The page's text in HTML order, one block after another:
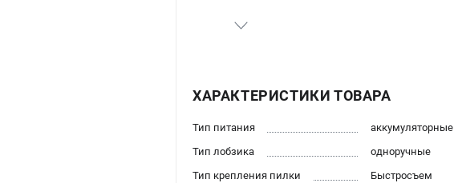
ХАРАКТЕРИСТИКИ ТОВАРА
Тип питания
аккумуляторные
Тип лобзика
одноручные
Тип крепления пилки
Быстросъем